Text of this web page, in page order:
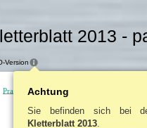
2013 -
Technik
Praxis
Version
Achtung
Sie befinden sich bei
Kletterblatt 2013